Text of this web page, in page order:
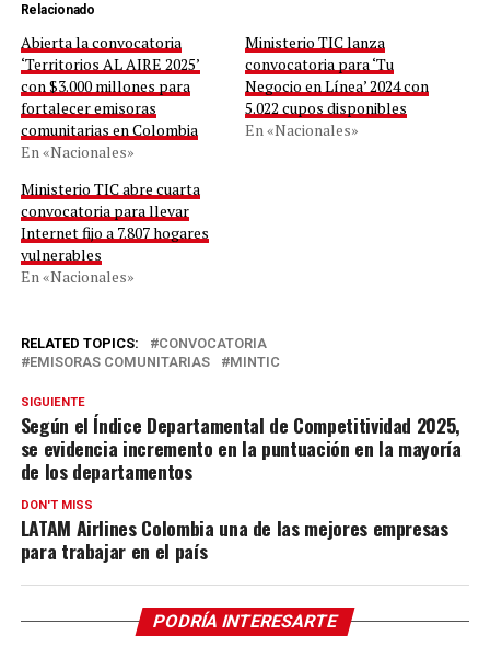
Relacionado
Abierta la convocatoria
‘Territorios AL AIRE 2025’
con $3.000 millones para
fortalecer emisoras
comunitarias en Colombia
En «Nacionales»
Ministerio TIC lanza
convocatoria para ‘Tu
Negocio en Línea’ 2024 con
5.022 cupos disponibles
En «Nacionales»
Ministerio TIC abre cuarta
convocatoria para llevar
Internet fijo a 7.807 hogares
vulnerables
En «Nacionales»
RELATED TOPICS:
CONVOCATORIA
EMISORAS COMUNITARIAS
MINTIC
SIGUIENTE
Según el Índice Departamental de Competitividad 2025,
se evidencia incremento en la puntuación en la mayoría
de los departamentos
DON'T MISS
LATAM Airlines Colombia una de las mejores empresas
para trabajar en el país
PODRÍA INTERESARTE